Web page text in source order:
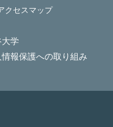
クセスマップ
大学
報保護への取り組み